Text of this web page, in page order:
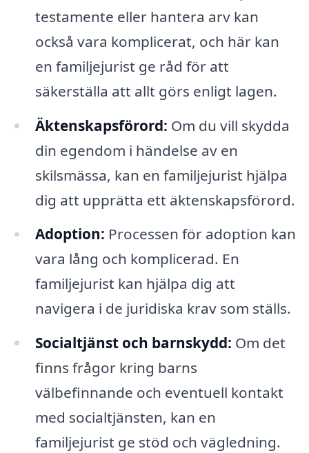
testamente eller hantera arv kan
också vara komplicerat, och här kan
en familjejurist ge råd för att
säkerställa att allt görs enligt lagen.
Äktenskapsförord: Om du vill skydda
din egendom i händelse av en
skilsmässa, kan en familjejurist hjälpa
dig att upprätta ett äktenskapsförord.
Adoption: Processen för adoption kan
vara lång och komplicerad. En
familjejurist kan hjälpa dig att
navigera i de juridiska krav som ställs.
Socialtjänst och barnskydd: Om det
finns frågor kring barns
välbefinnande och eventuell kontakt
med socialtjänsten, kan en
familjejurist ge stöd och vägledning.